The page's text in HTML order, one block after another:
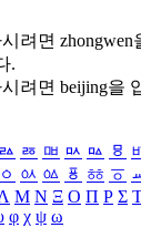
려면 zhongwen
.
려면 beijing을
ㅬ ㅭ ㅮ ㅯ ㅰ ㅱ
ㆁ ㆂ ㆃ ㆄ ㆅ ㆆ
Μ Ν Ξ Ο Π Ρ Σ
φ χ ψ ω